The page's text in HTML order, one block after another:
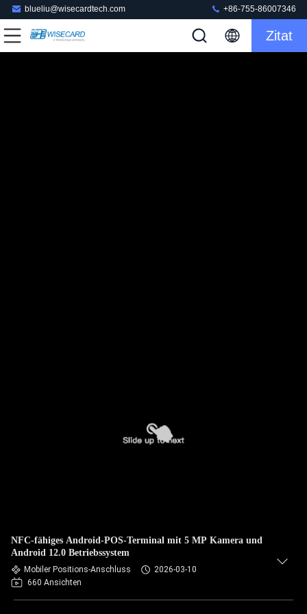
blueliu@wisecardtech.com +86-755-86007346
Zitat
NFC-fähiges Android-POS-Terminal mit 5 MP Kamera und
Android 12.0 Betriebssystem
Mobiler Positions-Anschluss
2026-03-10
660 Ansichten